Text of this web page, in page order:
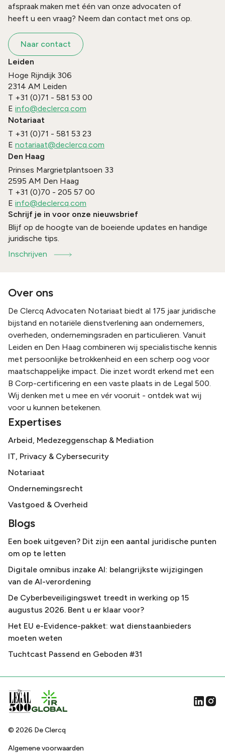
afspraak maken met één van onze advocaten of
heeft u een vraag? Neem dan contact met ons op.
Naar contact
Leiden
Hoge Rijndijk 306
2314 AM Leiden
T +31 (0)71 - 581 53 00
E info@declercq.com
Notariaat
T +31 (0)71 - 581 53 23
E notariaat@declercq.com
Den Haag
Prinses Margrietplantsoen 33
2595 AM Den Haag
T +31 (0)70 - 205 57 00
E info@declercq.com
Schrijf je in voor onze nieuwsbrief
Blijf op de hoogte van de boeiende updates en handige
juridische tips.
Inschrijven
Over ons
De Clercq Advocaten Notariaat biedt al 175 jaar juridische
bijstand en notariële dienstverlening aan ondernemers,
overheden, ondernemingsraden en particulieren. Vanuit
Leiden en Den Haag combineren wij specialistische kennis
met persoonlijke betrokkenheid en een scherp oog voor
maatschappelijke impact. Die inzet wordt erkend met een
B Corp-certificering en een vaste plaats in de Legal 500.
Wij denken met u mee en vér vooruit - ontdek wat wij
voor u kunnen betekenen.
Expertises
Arbeid, Medezeggenschap & Mediation
IT, Privacy & Cybersecurity
Notariaat
Ondernemingsrecht
Vastgoed & Overheid
Blogs
Een boek uitgeven? Dit zijn een aantal juridische punten
om op te letten
Digitale omnibus inzake AI: belangrijkste wijzigingen
van de AI-verordening
De Cyberbeveiligingswet treedt in werking op 15
augustus 2026. Bent u er klaar voor?
Het EU e-Evidence-pakket: wat dienstaanbieders
moeten weten
Tuchtcast Passend en Geboden #31
© 2026 De Clercq
Algemene voorwaarden